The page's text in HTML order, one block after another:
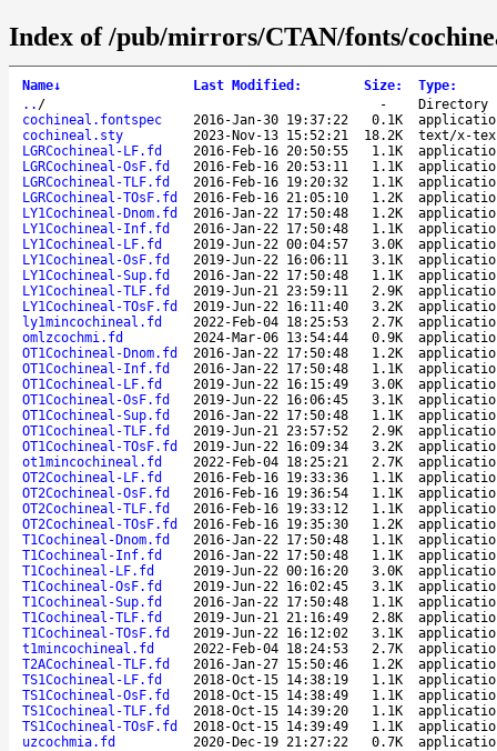
Index of /pub/mirrors/CTAN/fonts/
Name↓ Last Modified : Size: Type:
.. / -
Directory
cochineal.fontspec
2016-Jan-30 19:37:22 0.1K
cochineal.sty
2023-Nov-13 15:52:21 18.2K
text/x-
LGRCochineal-LF.fd
2016-Feb-16 20:50:55 1.1K
LGRCochineal-OsF.fd
2016-Feb-16 20:53:11 1.1K
LGRCochineal-TLF.fd
2016-Feb-16 19:20:32 1.1K
LGRCochineal-TOsF.fd
2016-Feb-16 21:05:10 1.2K
LY1Cochineal-Dnom.fd
2016-Jan-22 17:50:48 1.2K
LY1Cochineal-Inf.fd
2016-Jan-22 17:50:48 1.1K
LY1Cochineal-LF.fd
2019-Jun-22 00:04:57 3.0K
LY1Cochineal-OsF.fd
2019-Jun-22 16:06:11 3.1K
LY1Cochineal-Sup.fd
2016-Jan-22 17:50:48 1.1K
LY1Cochineal-TLF.fd
2019-Jun-21 23:59:11 2.9K
LY1Cochineal-TOsF.fd
2019-Jun-22 16:11:40 3.2K
ly1mincochineal.fd
2022-Feb-04 18:25:53 2.7K
omlzcochmi.fd
2024-Mar-06 13:54:44 0.9K
OT1Cochineal-Dnom.fd
2016-Jan-22 17:50:48 1.2K
OT1Cochineal-Inf.fd
2016-Jan-22 17:50:48 1.1K
OT1Cochineal-LF.fd
2019-Jun-22 16:15:49 3.0K
OT1Cochineal-OsF.fd
2019-Jun-22 16:06:45 3.1K
OT1Cochineal-Sup.fd
2016-Jan-22 17:50:48 1.1K
OT1Cochineal-TLF.fd
2019-Jun-21 23:57:52 2.9K
OT1Cochineal-TOsF.fd
2019-Jun-22 16:09:34 3.2K
ot1mincochineal.fd
2022-Feb-04 18:25:21 2.7K
OT2Cochineal-LF.fd
2016-Feb-16 19:33:36 1.1K
OT2Cochineal-OsF.fd
2016-Feb-16 19:36:54 1.1K
OT2Cochineal-TLF.fd
2016-Feb-16 19:33:12 1.1K
OT2Cochineal-TOsF.fd
2016-Feb-16 19:35:30 1.2K
T1Cochineal-Dnom.fd
2016-Jan-22 17:50:48 1.1K
T1Cochineal-Inf.fd
2016-Jan-22 17:50:48 1.1K
T1Cochineal-LF.fd
2019-Jun-22 00:16:20 3.0K
T1Cochineal-OsF.fd
2019-Jun-22 16:02:45 3.1K
T1Cochineal-Sup.fd
2016-Jan-22 17:50:48 1.1K
T1Cochineal-TLF.fd
2019-Jun-21 21:16:49 2.8K
T1Cochineal-TOsF.fd
2019-Jun-22 16:12:02 3.1K
t1mincochineal.fd
2022-Feb-04 18:24:53 2.7K
T2ACochineal-TLF.fd
2016-Jan-27 15:50:46 1.2K
TS1Cochineal-LF.fd
2018-Oct-15 14:38:19 1.1K
TS1Cochineal-OsF.fd
2018-Oct-15 14:38:49 1.1K
TS1Cochineal-TLF.fd
2018-Oct-15 14:39:20 1.1K
TS1Cochineal-TOsF.fd
2018-Oct-15 14:39:49 1.1K
uzcochmia.fd
2020-Dec-19 21:27:22 0.7K